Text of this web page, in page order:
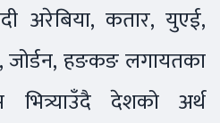
अरेबिया, कतार, युएई,
जोर्डन, हङकङ लगायतका
भित्र्याउँदै देशको अर्थ